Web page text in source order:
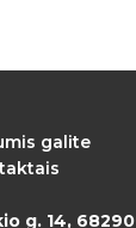
galite
g. 14, 68290